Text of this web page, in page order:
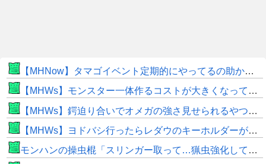
【MHNow】タマゴイベント定期的にやってるの助かるよね
【MHWs】モンスター一体作るコストが大きくなっている昨今でこそ亜種に頼るべきだよな
【MHWs】鍔迫り合いでオメガの強さ見せられるやつ一番すき
【MHWs】ヨドバシ行ったらレダウのキーホルダーが100円で売ってて草
モンハンの操虫棍「スリンガー取って…猟虫強化して…エキス取って… よし、戦うぞ」←これ